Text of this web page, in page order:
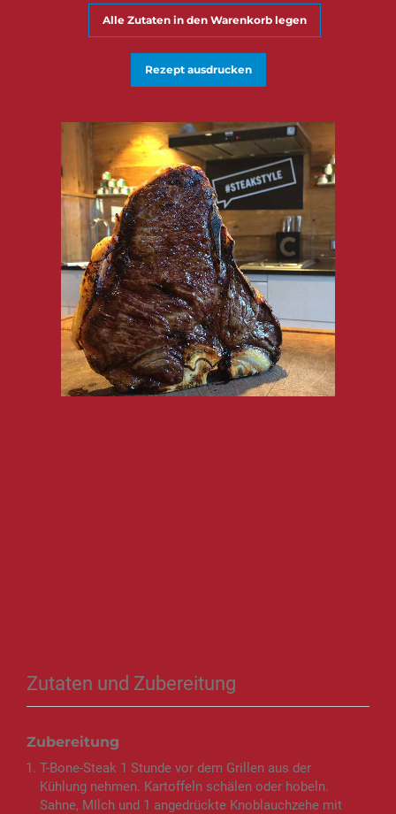
Alle Zutaten in den Warenkorb legen
Rezept ausdrucken
Zutaten und Zubereitung
Zubereitung
T-Bone-Steak 1 Stunde vor dem Grillen aus der
Kühlung nehmen. Kartoffeln schälen oder hobeln.
Sahne, MIlch und 1 angedrückte Knoblauchzehe mit